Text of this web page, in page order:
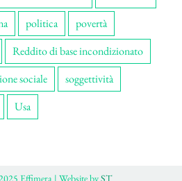
politica
povertà
Reddito di base incondizionato
sociale
soggettività
Usa
Effimera | Website byST